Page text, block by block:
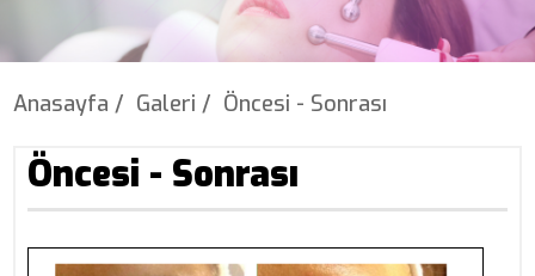
Anasayfa / Galeri / Öncesi - Sonrası
Öncesi - Sonrası